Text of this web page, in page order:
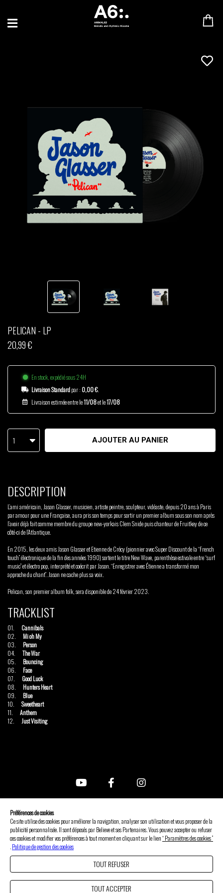
BLU SAMU
JASON GLASSER
MERYEM ABOULOUAFA
THOMAS DE POURQUERY
PELICAN - LP
20,99 €
En stock, expédié sous 24H
Livraison Standardpar : 0,00 €.
Livraison estimée entre le11/08et le17/08
1 AJOUTER AU PANIER
DESCRIPTION
L’ami américain, Jason Glasser, musicien, artiste peintre, sculpteur, vidéaste, depuis 20 ans à Paris
par amour pour une Française, aura pris son temps pour sortir un premier album sous son nom après
l’avoir déjà fait comme membre du groupe new-yorkais Clem Snide puis chanteur de Fruitkey de ce
côté-ci de l’Atlantique.
En 2015, les deux amis Jason Glasser et Etienne de Crécy (pionnier avec Super Discount de la “French
touch” électronique de la fin des années 1990) sortent le titre New Wave, parenthèse estivale entre “surf
music” et électro pop, interprété et coécrit par Jason. “Enregistrer avec Étienne a transformé mon
approche du chant”. Jason ne cache plus sa voix.
Pelican, son premier album folk, sera disponible de 24 février 2023.
TRACKLIST
01.
Cannibals
02.
Mi oh My
03.
Person
04.
The War
05.
Bouncing
06.
Face
07.
Good Luck
08.
Hunters Heart
09.
Blue
10.
Sweetheart
11.
Anthem
12.
Just Visiting
CGV
Mentions légales
Politique de confidentialité
Préférences de cookies
Ce site utilise des cookies pour améliorer la navigation, analyser son utilisation et vous proposer de la
publicité personnalisée. Il sont déposés par Believe et ses Partenaires. Vous pouvez accepter ou refuser
ces cookies et modifier vos préférences à tout moment en cliquant sur le lien“ Paramètres des cookies ”
.Politique de gestion des cookies
TOUT REFUSER
TOUT ACCEPTER